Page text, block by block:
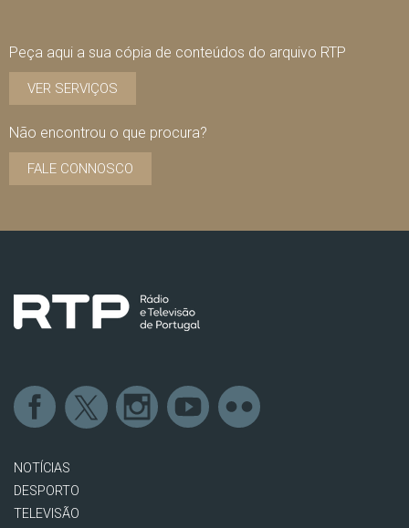
Peça aqui a sua cópia de conteúdos do arquivo RTP
VER SERVIÇOS
Não encontrou o que procura?
FALE CONNOSCO
NOTÍCIAS
DESPORTO
TELEVISÃO